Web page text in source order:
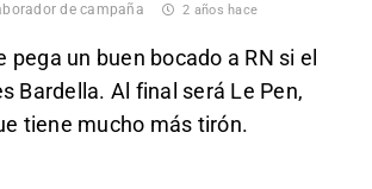
de campaña 2 años hace
pega un buen bocado a RN si el
Bardella. Al final será Le Pen,
tiene mucho más tirón.